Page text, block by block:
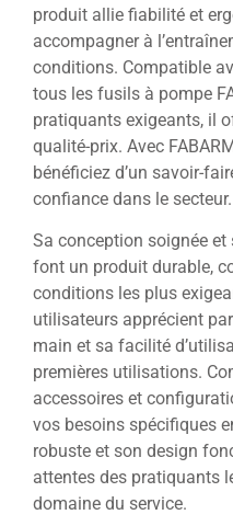
produit allie fiabilité et
accompagner à
conditions. Compatible
tous les fusils à pompe
pratiquants exigeants, il
qualité-prix. Avec
bénéficiez d’un savoir-
confiance dans le secteur.
Sa conception soignée
font un produit durable,
conditions les plus
utilisateurs apprécient
main et sa facilité
premières utilisations.
accessoires et
vos besoins spécifiques
robuste et son design
attentes des pratiquants
domaine du service.